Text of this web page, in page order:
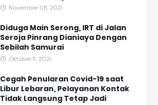
November 08, 2021
Diduga Main Serong, IRT di Jalan
Seroja Pinrang Dianiaya Dengan
Sebilah Samurai
Oktober 11, 2021
Cegah Penularan Covid-19 saat
Libur Lebaran, Pelayanan Kontak
Tidak Langsung Tetap Jadi